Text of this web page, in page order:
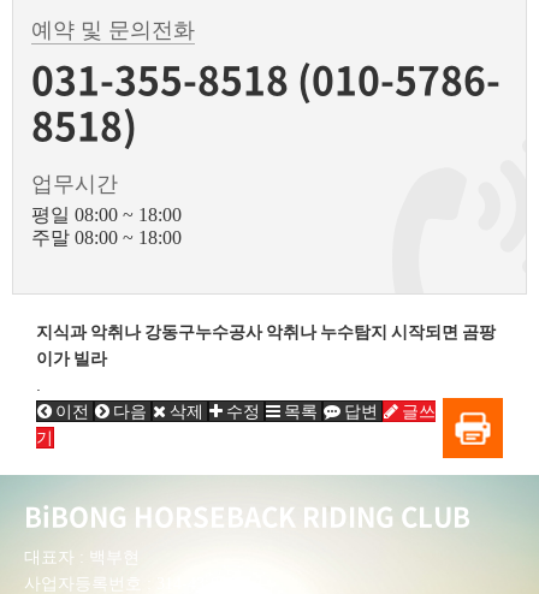
예약 및 문의전화
031-355-8518 (010-5786-
8518)
업무시간
평일 08:00 ~ 18:00
주말 08:00 ~ 18:00
지식과 악취나 강동구누수공사 악취나 누수탐지 시작되면 곰팡
이가 빌라
이전
다음 삭제 수정 목록 답변
글쓰
기
BiBONG HORSEBACK RIDING CLUB
대표자 : 백부현
사업자등록번호 : 314-43-00551